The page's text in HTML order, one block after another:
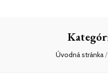
Úvodná stránka/